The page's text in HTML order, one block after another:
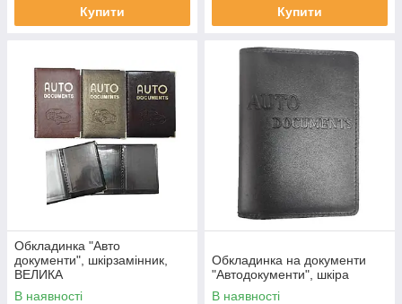
Купити Купити
Обкладинка "Авто
документи", шкірзамінник,
ВЕЛИКА
В наявності
Обкладинка на документи
"Автодокументи", шкіра
В наявності